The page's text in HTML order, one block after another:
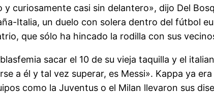
curiosamente casi sin delantero», dijo Del
Italia, un duelo con solera dentro del fútbol
que sólo ha hincado la rodilla con sus
sacar el 10 de su vieja taquilla y el
a él y tal vez superar, es Messi». Kappa ya
como la Juventus o el Milan llevaron sus